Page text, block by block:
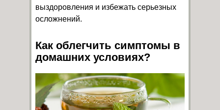
выздоровления и избежать серьезных
осложнений.
Как облегчить симптомы в
домашних условиях?